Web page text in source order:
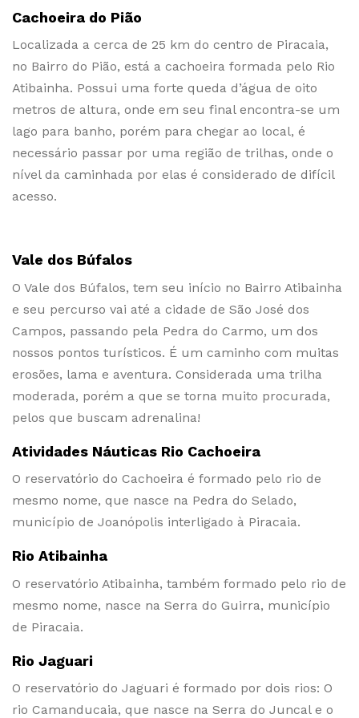
Cachoeira do Pião
Localizada a cerca de 25 km do centro de Piracaia,
no Bairro do Pião, está a cachoeira formada pelo Rio
Atibainha. Possui uma forte queda d’água de oito
metros de altura, onde em seu final encontra-se um
lago para banho, porém para chegar ao local, é
necessário passar por uma região de trilhas, onde o
nível da caminhada por elas é considerado de difícil
acesso.
Vale dos Búfalos
O Vale dos Búfalos, tem seu início no Bairro Atibainha
e seu percurso vai até a cidade de São José dos
Campos, passando pela Pedra do Carmo, um dos
nossos pontos turísticos. É um caminho com muitas
erosões, lama e aventura. Considerada uma trilha
moderada, porém a que se torna muito procurada,
pelos que buscam adrenalina!
Atividades Náuticas Rio Cachoeira
O reservatório do Cachoeira é formado pelo rio de
mesmo nome, que nasce na Pedra do Selado,
município de Joanópolis interligado à Piracaia.
Rio Atibainha
O reservatório Atibainha, também formado pelo rio de
mesmo nome, nasce na Serra do Guirra, município
de Piracaia.
Rio Jaguari
O reservatório do Jaguari é formado por dois rios: O
rio Camanducaia, que nasce na Serra do Juncal e o